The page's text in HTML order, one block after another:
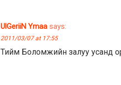
UlGeriiN Ymaa says:
2011/03/07 at 17:55
Тийм Боломжийн залуу усанд